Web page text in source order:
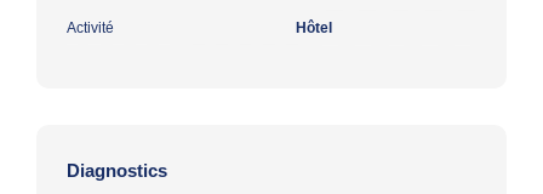
Activité Hôtel
Diagnostics